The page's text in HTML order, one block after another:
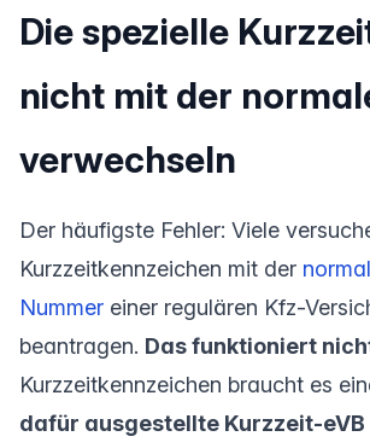
Die spezielle
nicht mit der
verwechseln
Der häufigste Fehler: Viele
Kurzzeitkennzeichen mit der
Nummer einer regulären Kfz-
beantragen. Das funktioniert
Kurzzeitkennzeichen braucht es
dafür ausgestellte Kurzzeit-eVB